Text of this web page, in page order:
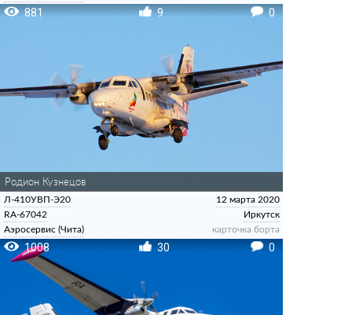
881 9 0
Родион Кузнецов
Л-410УВП-Э20
RA-67042
Аэросервис (Чита)
12 марта 2020
Иркутск
карточка борта
1008 30 0